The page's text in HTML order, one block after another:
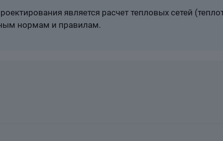
является расчет тепловых сетей
нормам и правилам.